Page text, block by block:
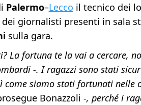
Palermo–Lecco il tecnico dei
giornalisti presenti in sala
sulla gara.
La fortuna te la vai a cercare,
-. I ragazzi sono stati
come siamo stati fortunati nelle
Bonazzoli -, perché i